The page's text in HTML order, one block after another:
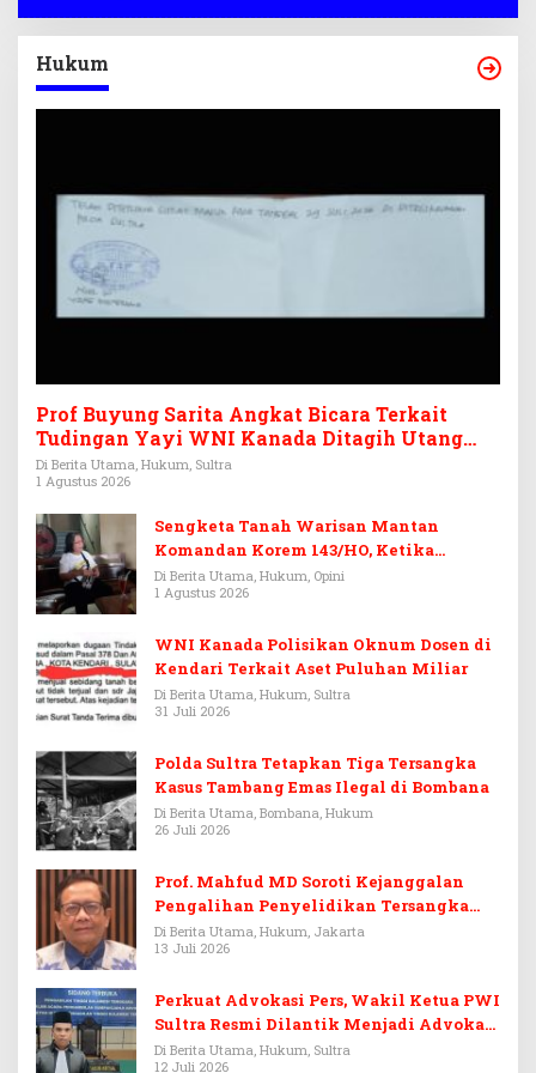
Hukum
Prof Buyung Sarita Angkat Bicara Terkait
Tudingan Yayi WNI Kanada Ditagih Utang
Rp3,6 Miliar
Di Berita Utama, Hukum, Sultra
1 Agustus 2026
Sengketa Tanah Warisan Mantan
Komandan Korem 143/HO, Ketika
Warisan Menjadi Arena Pemerasan
Di Berita Utama, Hukum, Opini
1 Agustus 2026
WNI Kanada Polisikan Oknum Dosen di
Kendari Terkait Aset Puluhan Miliar
Di Berita Utama, Hukum, Sultra
31 Juli 2026
Polda Sultra Tetapkan Tiga Tersangka
Kasus Tambang Emas Ilegal di Bombana
Di Berita Utama, Bombana, Hukum
26 Juli 2026
Prof. Mahfud MD Soroti Kejanggalan
Pengalihan Penyelidikan Tersangka
Febrie Adriansyah
Di Berita Utama, Hukum, Jakarta
13 Juli 2026
Perkuat Advokasi Pers, Wakil Ketua PWI
Sultra Resmi Dilantik Menjadi Advokat
PERADI
Di Berita Utama, Hukum, Sultra
12 Juli 2026